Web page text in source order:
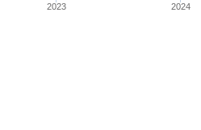
2023 2024